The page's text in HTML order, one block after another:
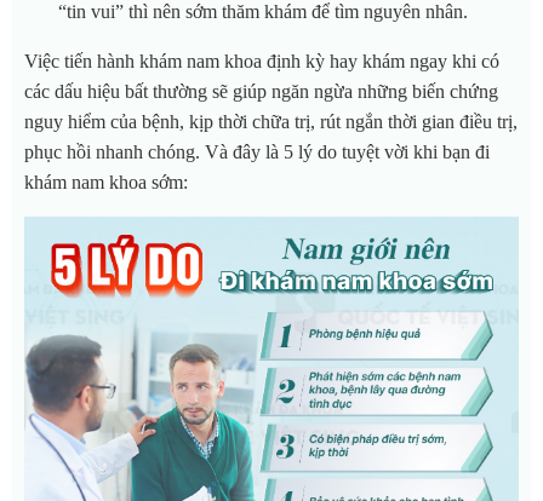
“tin vui” thì nên sớm thăm khám để tìm nguyên nhân.
Việc tiến hành khám nam khoa định kỳ hay khám ngay khi có
các dấu hiệu bất thường sẽ giúp ngăn ngừa những biến chứng
nguy hiểm của bệnh, kịp thời chữa trị, rút ngắn thời gian điều trị,
phục hồi nhanh chóng. Và đây là 5 lý do tuyệt vời khi bạn đi
khám nam khoa sớm: